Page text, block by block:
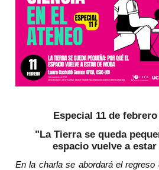
Especial 11 de
"La Tierra se queda
espacio vuelve a
En la charla se abordará el regreso